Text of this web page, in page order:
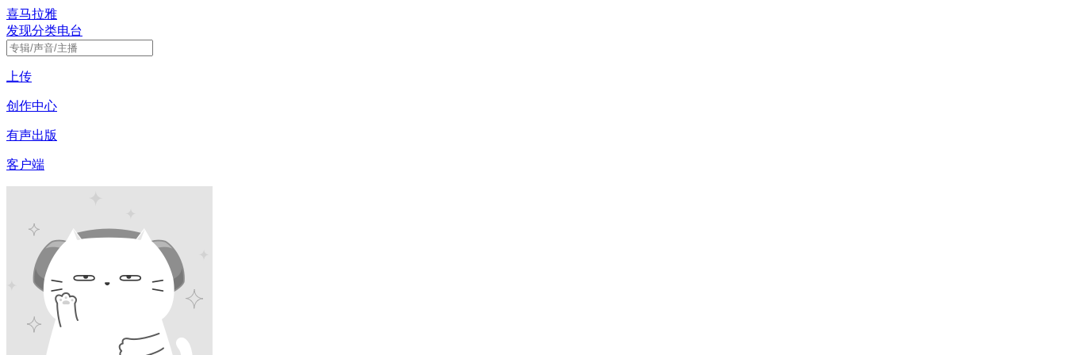
喜马拉雅
发现分类电台
上传
创作中心
有声出版
客户端